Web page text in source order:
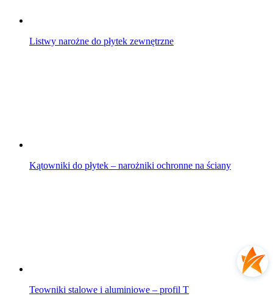
Listwy narożne do płytek zewnętrzne
Kątowniki do płytek – narożniki ochronne na ściany
Teowniki stalowe i aluminiowe – profil T